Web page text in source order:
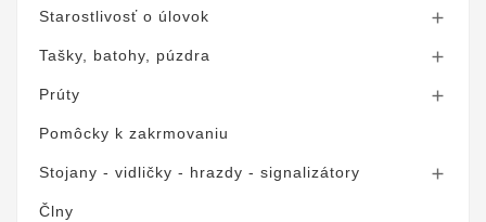
Starostlivosť o úlovok 
Tašky, batohy, púzdra 
Prúty 
Pomôcky k zakrmovaniu
Stojany - vidličky - hrazdy - signalizátory 
Člny